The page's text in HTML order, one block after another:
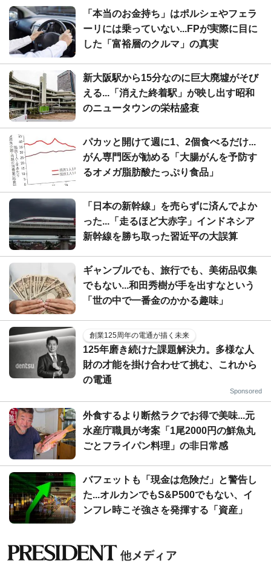
「本当のお金持ち」はポルシェやフェラ
ーリには乗っていない...FPが実際に目に
した「富裕層のクルマ」の真実
新大阪駅から15分なのに巨大廃墟がそび
える...「消えた終着駅」が映し出す昭和
のニュータウンの栄枯盛衰
パカッと開けて週に1、2個食べるだけ...
がん専門医が勧める「大腸がんを予防す
るオメガ脂肪酸たっぷり食品」
「日本の新幹線」を売らずに済んでよか
った...「走るほど大赤字」インドネシア
新幹線を勝ち取った習近平の大誤算
ギャンブルでも、旅行でも、美術品収集
でもない...和田秀樹が手を出すなという
「世の中で一番金のかかる趣味」
創業125周年の電通が描く未来
125年磨き続けた課題解決力。多様な人
財の才能を掛け合わせて挑む、これから
の電通
Sponsored
外食するより断然ラクでお得で美味...元
水産庁職員が考案「1尾2000円の鮮魚丸
ごとフライパン料理」の非日常感
バフェットも「現金は危険だ」と警告し
た...オルカンでもS&P500でもない、イ
ンフレ時こそ強さを発揮する「資産」